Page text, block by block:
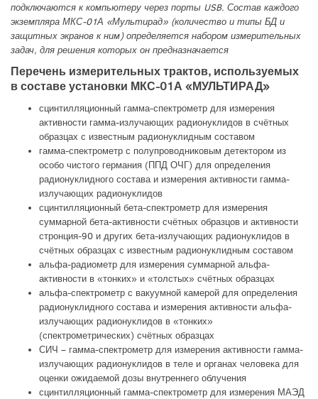
подключаются к компьютеру через порты USB. Состав каждого
экземпляра МКС-01А «Мультирад» (количество и типы БД и
защитных экранов к ним) определяется набором измерительных
задач, для решения которых он предназначается
Перечень измерительных трактов, используемых
в составе установки МКС-01А «МУЛЬТИРАД»
сцинтилляционный гамма-спектрометр для измерения
активности гамма-излучающих радионуклидов в счётных
образцах с известным радионуклидным составом
гамма-спектрометр с полупроводниковым детектором из
особо чистого германия (ППД ОЧГ) для определения
радионуклидного состава и измерения активности гамма-
излучающих радионуклидов
сцинтилляционный бета-спектрометр для измерения
суммарной бета-активности счётных образцов и активности
стронция-90 и других бета-излучающих радионуклидов в
счётных образцах с известным радионуклидным составом
альфа-радиометр для измерения суммарной альфа-
активности в «тонких» и «толстых» счётных образцах
альфа-спектрометр с вакуумной камерой для определения
радионуклидного состава и измерения активности альфа-
излучающих радионуклидов в «тонких»
(спектрометрических) счётных образцах
СИЧ – гамма-спектрометр для измерения активности гамма-
излучающих радионуклидов в теле и органах человека для
оценки ожидаемой дозы внутреннего облучения
сцинтилляционный гамма-спектрометр для измерения МАЭД